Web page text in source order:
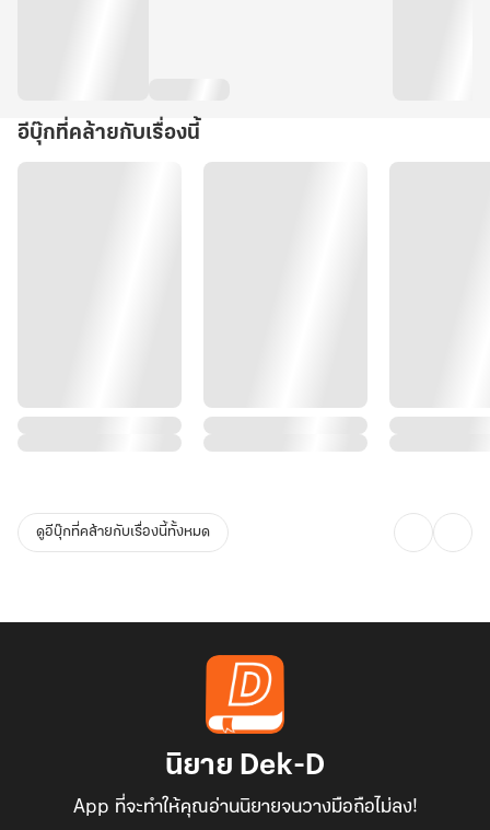
อีบุ๊กที่คล้ายกับเรื่องนี้
ดูอีบุ๊กที่คล้ายกับเรื่องนี้ทั้งหมด
นิยาย Dek-D
App ที่จะทำให้คุณอ่านนิยายจนวางมือถือไม่ลง!